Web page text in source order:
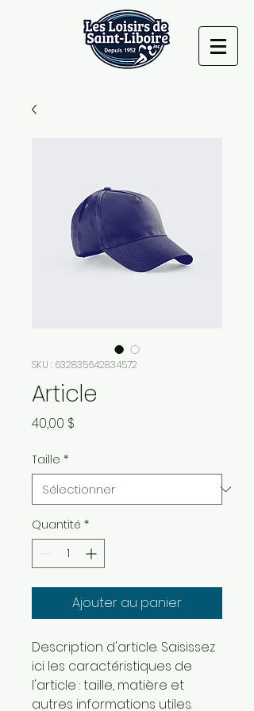
SKU : 632835642834572
Article
40,00 $
Taille *
Quantité *
Ajouter au panier
Description d'article. Saisissez
ici les caractéristiques de
l'article : taille, matière et
autres informations utiles.